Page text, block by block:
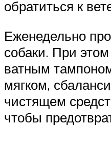
обратиться к
Еженедельно
собаки. При
ватным
мягком,
чистящем
чтобы